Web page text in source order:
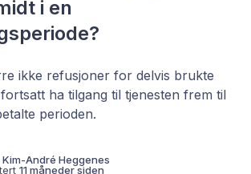
i en
ikke refusjoner for delvis brukte
ha tilgang til tjenesten frem til
perioden.
Kim-André Heggenes
11 måneder siden